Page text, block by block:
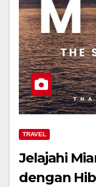
TRAVEL
Jelajahi
dengan